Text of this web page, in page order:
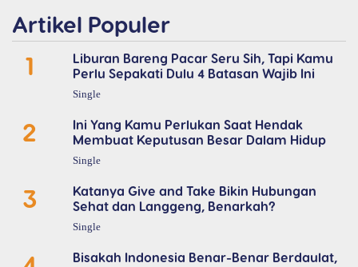
Artikel Populer
1
Liburan Bareng Pacar Seru Sih, Tapi Kamu
Perlu Sepakati Dulu 4 Batasan Wajib Ini
Single
2
Ini Yang Kamu Perlukan Saat Hendak
Membuat Keputusan Besar Dalam Hidup
Single
3
Katanya Give and Take Bikin Hubungan
Sehat dan Langgeng, Benarkah?
Single
Bisakah Indonesia Benar-Benar Berdaulat,